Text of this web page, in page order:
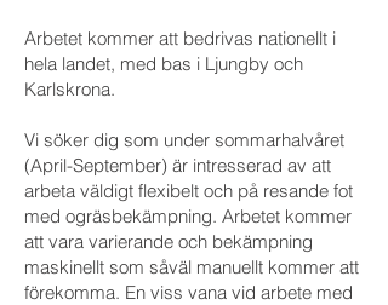
Arbetet kommer att bedrivas nationellt i
hela landet, med bas i Ljungby och
Karlskrona.
Vi söker dig som under sommarhalvåret
(April-September) är intresserad av att
arbeta väldigt flexibelt och på resande fot
med ogräsbekämpning. Arbetet kommer
att vara varierande och bekämpning
maskinellt som såväl manuellt kommer att
förekomma. En viss vana vid arbete med